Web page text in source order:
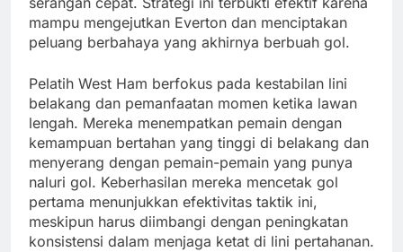
mampu mengejutkan Everton dan menciptakan
peluang berbahaya yang akhirnya berbuah gol.
Pelatih West Ham berfokus pada kestabilan lini
belakang dan pemanfaatan momen ketika lawan
lengah. Mereka menempatkan pemain dengan
kemampuan bertahan yang tinggi di belakang dan
menyerang dengan pemain-pemain yang punya
naluri gol. Keberhasilan mereka mencetak gol
pertama menunjukkan efektivitas taktik ini,
meskipun harus diimbangi dengan peningkatan
konsistensi dalam menjaga ketat di lini pertahanan.